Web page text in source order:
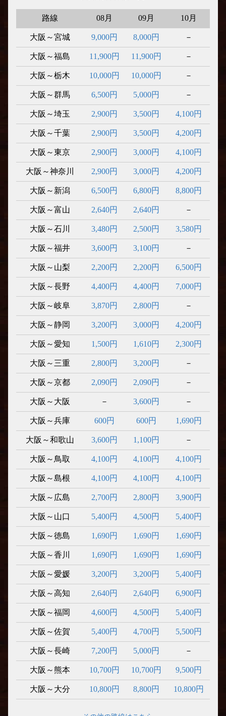
路線 08月 09月 10月
大阪～宮城 9,000円 8,000円 －
大阪～福島 11,900円 11,900円 －
大阪～栃木 10,000円 10,000円 －
大阪～群馬 6,500円 5,000円 －
大阪～埼玉 2,900円 3,500円 4,100円
大阪～千葉 2,900円 3,500円 4,200円
大阪～東京 2,900円 3,000円 4,100円
大阪～神奈川 2,900円 3,000円 4,200円
大阪～新潟 6,500円 6,800円 8,800円
大阪～富山 2,640円 2,640円 －
大阪～石川 3,480円 2,500円 3,580円
大阪～福井 3,600円 3,100円 －
大阪～山梨 2,200円 2,200円 6,500円
大阪～長野 4,400円 4,400円 7,000円
大阪～岐阜 3,870円 2,800円 －
大阪～静岡 3,200円 3,000円 4,200円
大阪～愛知 1,500円 1,610円 2,300円
大阪～三重 2,800円 3,200円 －
大阪～京都 2,090円 2,090円 －
大阪～大阪 － 3,600円 －
大阪～兵庫 600円 600円 1,690円
大阪～和歌山 3,600円 1,100円 －
大阪～鳥取 4,100円 4,100円 4,100円
大阪～島根 4,100円 4,100円 4,100円
大阪～広島 2,700円 2,800円 3,900円
大阪～山口 5,400円 4,500円 5,400円
大阪～徳島 1,690円 1,690円 1,690円
大阪～香川 1,690円 1,690円 1,690円
大阪～愛媛 3,200円 3,200円 5,400円
大阪～高知 2,640円 2,640円 6,900円
大阪～福岡 4,600円 4,500円 5,400円
大阪～佐賀 5,400円 4,700円 5,500円
大阪～長崎 7,200円 5,000円 －
大阪～熊本 10,700円 10,700円 9,500円
大阪～大分 10,800円 8,800円 10,800円